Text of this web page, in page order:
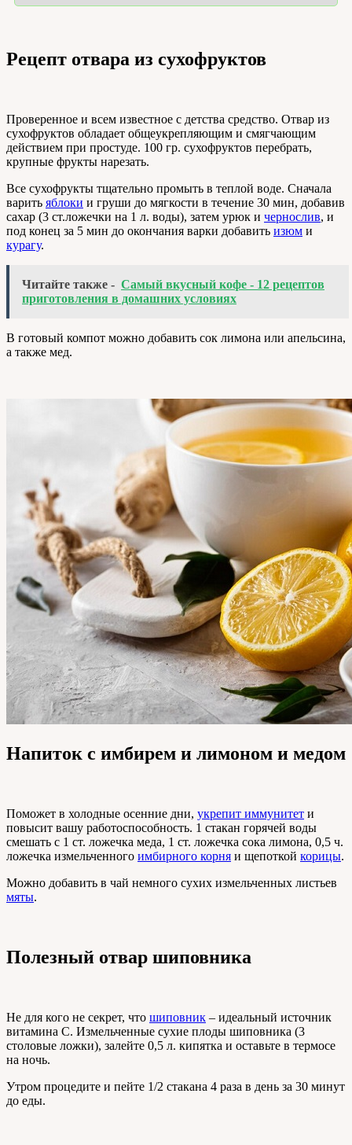
Рецепт отвара из сухофруктов
Проверенное и всем известное с детства средство. Отвар из
сухофруктов обладает общеукрепляющим и смягчающим
действием при простуде. 100 гр. сухофруктов перебрать,
крупные фрукты нарезать.
Все сухофрукты тщательно промыть в теплой воде. Сначала
варить яблоки и груши до мягкости в течение 30 мин, добавив
сахар (3 ст.ложечки на 1 л. воды), затем урюк и чернослив, и
под конец за 5 мин до окончания варки добавить изюм и
курагу.
Читайте также - Самый вкусный кофе - 12 рецептов
приготовления в домашних условиях
В готовый компот можно добавить сок лимона или апельсина,
а также мед.
Напиток с имбирем и лимоном и медом
Поможет в холодные осенние дни, укрепит иммунитет и
повысит вашу работоспособность. 1 стакан горячей воды
смешать с 1 ст. ложечка меда, 1 ст. ложечка сока лимона, 0,5 ч.
ложечка измельченного имбирного корня и щепоткой корицы.
Можно добавить в чай немного сухих измельченных листьев
мяты.
Полезный отвар шиповника
Не для кого не секрет, что шиповник – идеальный источник
витамина С. Измельченные сухие плоды шиповника (3
столовые ложки), залейте 0,5 л. кипятка и оставьте в термосе
на ночь.
Утром процедите и пейте 1/2 стакана 4 раза в день за 30 минут
до еды.